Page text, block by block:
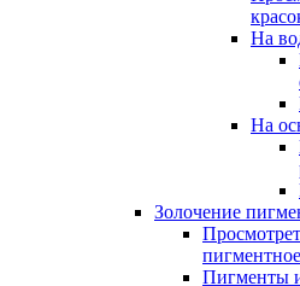
На
На
Золочение
пигментное
Пигменты